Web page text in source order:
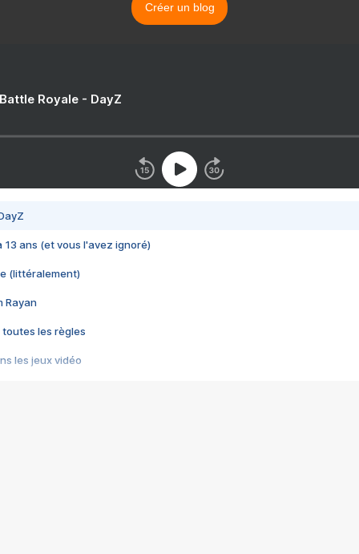
Créer un blog
Royale - DayZ
13 ans (et vous l'avez ignoré)
(littéralement)
Rayan
toutes les règles
les jeux vidéo